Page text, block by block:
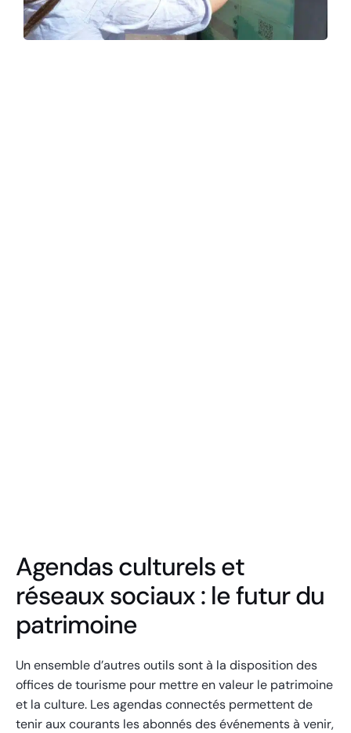
Agendas culturels et
réseaux sociaux : le futur du
patrimoine
Un ensemble d’autres outils sont à la disposition des
offices de tourisme pour mettre en valeur le patrimoine
et la culture. Les agendas connectés permettent de
tenir aux courants les abonnés des événements à venir,